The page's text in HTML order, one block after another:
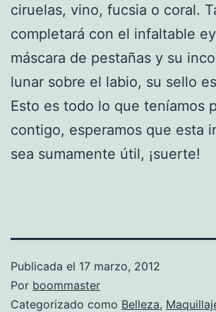
ciruelas, vino, fucsia o coral.
completará con el infaltable
máscara de pestañas y su
lunar sobre el labio, su sello
Esto es todo lo que teníamos
contigo, esperamos que esta
sea sumamente útil, ¡suerte!
Publicada el 17 marzo, 2012
Por boommaster
Categorizado como Belleza,